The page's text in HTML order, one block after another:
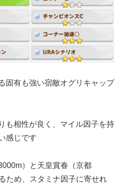
固有も強い宿敵オグリキャップ
も相性が良く、マイル因子を持
感じです
）と天皇賞春（京都
ため、スタミナ因子に寄せれ